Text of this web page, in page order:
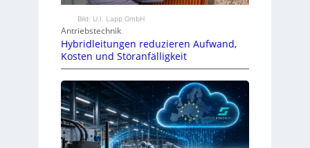
Bild: U.I. Lapp GmbH
Antriebstechnik
Hybridleitungen reduzieren Aufwand,
Kosten und Störanfälligkeit